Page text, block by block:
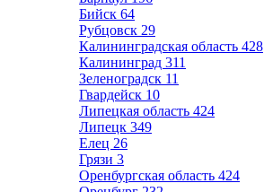
Бийск 64
Рубцовск 29
Калининградская область 428
Калининград 311
Зеленоградск 11
Гвардейск 10
Липецкая область 424
Липецк 349
Елец 26
Грязи 3
Оренбургская область 424